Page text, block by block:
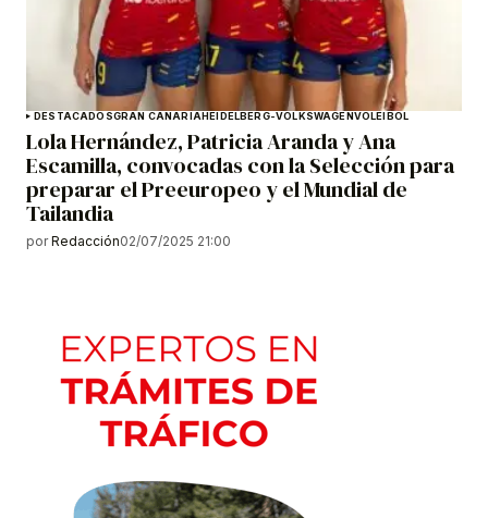
DESTACADOSGRAN CANARIAHEIDELBERG-VOLKSWAGENVOLEIBOL
Lola Hernández, Patricia Aranda y Ana
Escamilla, convocadas con la Selección para
preparar el Preeuropeo y el Mundial de
Tailandia
por Redacción02/07/2025 21:00